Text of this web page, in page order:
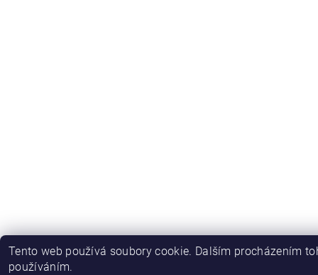
Tento web používá soubory cookie. Dalším procházením
používáním.